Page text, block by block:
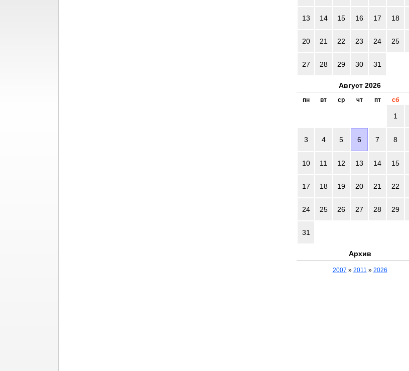
13 14 15 16 17 18
20 21 22 23 24 25
27 28 29 30 31
Август 2026
пн вт ср чт пт сб
1
3 4 5 6 7 8
10 11 12 13 14 15
17 18 19 20 21 22
24 25 26 27 28 29
31
Архив
2007 » 2011 » 2026